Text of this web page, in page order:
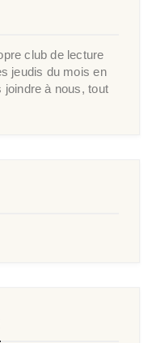
club de lecture
jeudis du mois en
à nous, tout